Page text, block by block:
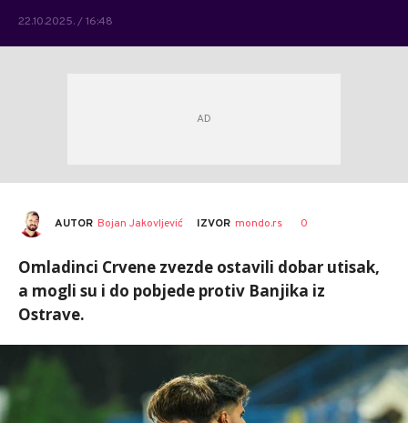
22.10.2025. / 16:48
AUTOR Bojan Jakovljević IZVOR mondo.rs 0
Omladinci Crvene zvezde ostavili dobar utisak,
a mogli su i do pobjede protiv Banjika iz
Ostrave.